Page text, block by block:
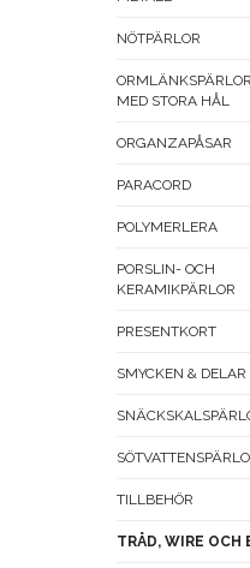
NÖTPÄRLOR
MED STORA HÅL
ORGANZAPÅSAR
PARACORD
POLYMERLERA
PORSLIN- OCH
KERAMIKPÄRLOR
PRESENTKORT
SMYCKEN & DELAR
TILLBEHÖR
TRÅD, WIRE OCH